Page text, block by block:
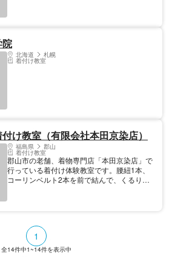
院
北海道 札幌
着付け教室
け教室（有限会社本田京染店）
福島県 郡山
着付け教室
郡山市の老舗、着物専門店「本田京染店」で
行っている着付け体験教室です。腰紐1本、
コーリンベルト2本を前で結んで、くるりと
糸で作られています。日本の伝統美でもあ
る、古典柄の着物の美しさにも注目してみま
しょう。 【料金】 無料
1
全14件中1~14件を表示中